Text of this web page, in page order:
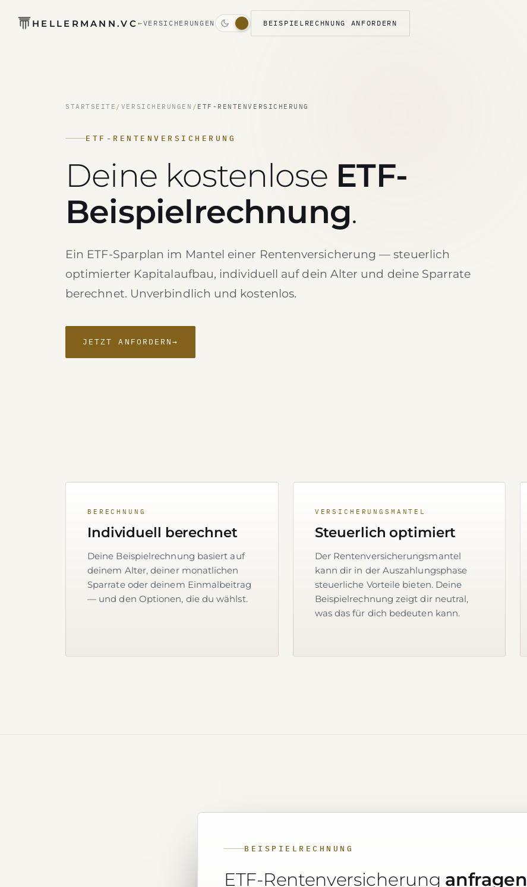
HELLERMANN.VC ←VERSICHERUNGEN BEISPIELRECHNUNG ANFORDERN
STARTSEITE / VERSICHERUNGEN / ETF-RENTENVERSICHERUNG
ETF-RENTENVERSICHERUNG
Deine kostenlose ETF-
Beispielrechnung.
Ein ETF-Sparplan im Mantel einer Rentenversicherung — steuerlich
optimierter Kapitalaufbau, individuell auf dein Alter und deine Sparrate
berechnet. Unverbindlich und kostenlos.
JETZT ANFORDERN→
BERECHNUNG
Individuell berechnet
Deine Beispielrechnung basiert auf
deinem Alter, deiner monatlichen
Sparrate oder deinem Einmalbeitrag
— und den Optionen, die du wählst.
VERSICHERUNGSMANTEL
Steuerlich optimiert
Der Rentenversicherungsmantel
kann dir in der Auszahlungsphase
steuerliche Vorteile bieten. Deine
Beispielrechnung zeigt dir neutral,
was das für dich bedeuten kann.
BEISPIELRECHNUNG
ETF-Rentenversicherung anfragen